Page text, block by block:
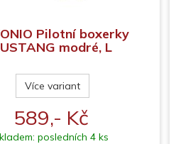
Pilotní boxerky
modré, L
Více variant
589,- Kč
posledních 4 ks